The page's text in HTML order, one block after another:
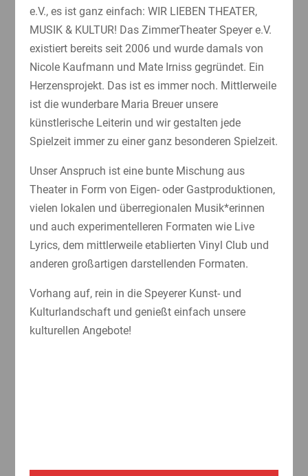
e.V., es ist ganz einfach: WIR LIEBEN THEATER,
MUSIK & KULTUR! Das ZimmerTheater Speyer e.V.
existiert bereits seit 2006 und wurde damals von
Nicole Kaufmann und Mate Irniss gegründet. Ein
Herzensprojekt. Das ist es immer noch. Mittlerweile
ist die wunderbare Maria Breuer unsere
künstlerische Leiterin und wir gestalten jede
Spielzeit immer zu einer ganz besonderen Spielzeit.
Unser Anspruch ist eine bunte Mischung aus
Theater in Form von Eigen- oder Gastproduktionen,
vielen lokalen und überregionalen Musik*erinnen
und auch experimentelleren Formaten wie Live
Lyrics, dem mittlerweile etablierten Vinyl Club und
anderen großartigen darstellenden Formaten.
Vorhang auf, rein in die Speyerer Kunst- und
Kulturlandschaft und genießt einfach unsere
kulturellen Angebote!